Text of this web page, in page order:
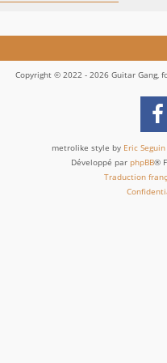
Copyright © 2022 - 2026 Guitar Gang,
metrolike style by Eric Seguin
Développé par phpBB®
Traduction